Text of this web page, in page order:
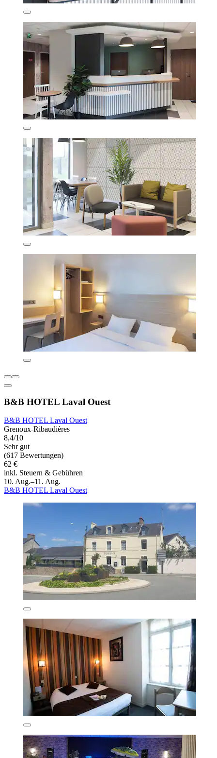
B&B HOTEL Laval Ouest
B&B HOTEL Laval Ouest
Grenoux-Ribaudières
8,4/10
Sehr gut
(617 Bewertungen)
62 €
inkl. Steuern & Gebühren
10. Aug.–11. Aug.
B&B HOTEL Laval Ouest